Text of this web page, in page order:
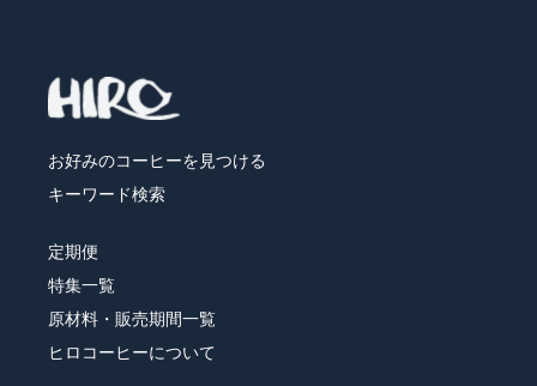
お好みのコーヒーを見つける
キーワード検索
定期便
特集一覧
原材料・販売期間一覧
ヒロコーヒーについて